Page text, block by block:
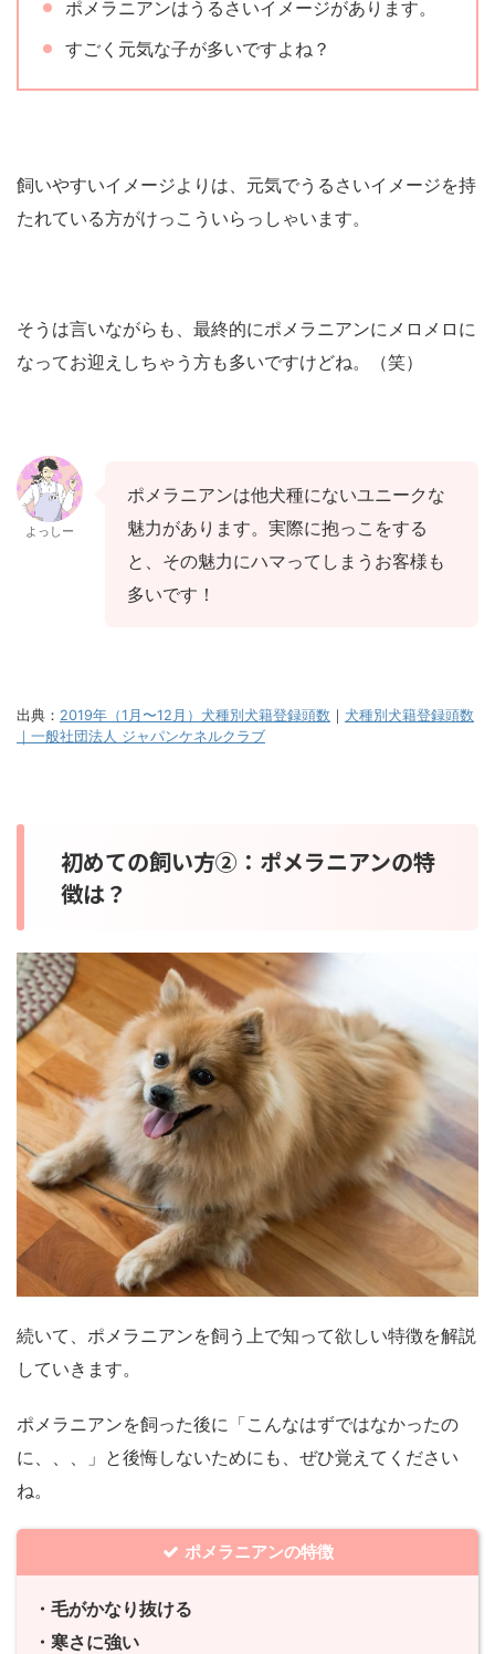
ポメラニアンはうるさいイメージがあります。
すごく元気な子が多いですよね？
飼いやすいイメージよりは、元気でうるさいイメージを持
たれている方がけっこういらっしゃいます。
そうは言いながらも、最終的にポメラニアンにメロメロに
なってお迎えしちゃう方も多いですけどね。（笑）
よっしー
ポメラニアンは他犬種にないユニークな
魅力があります。実際に抱っこをする
と、その魅力にハマってしまうお客様も
多いです！
出典： 2019年（1月〜12月）犬種別犬籍登録頭数 ｜ 犬種別犬籍登録頭数
｜一般社団法人 ジャパンケネルクラブ
初めての飼い方②：ポメラニアンの特
徴は？
続いて、ポメラニアンを飼う上で知って欲しい特徴を解説
していきます。
ポメラニアンを飼った後に「こんなはずではなかったの
に、、、」と後悔しないためにも、ぜひ覚えてください
ね。
ポメラニアンの特徴
・毛がかなり抜ける
・寒さに強い